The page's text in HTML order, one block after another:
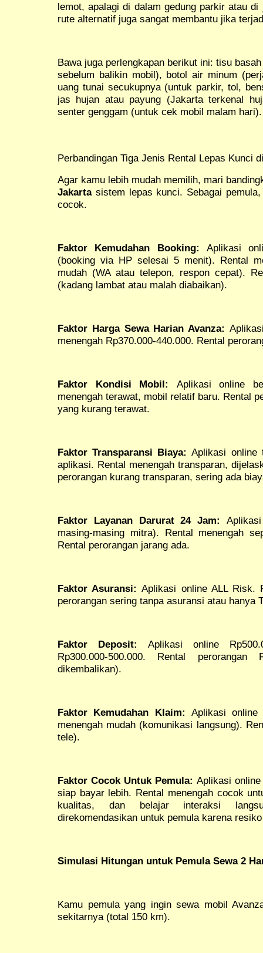
lemot, apalagi di dalam gedung parkir atau
rute alternatif juga sangat membantu jika
Bawa juga perlengkapan berikut ini: tisu
sebelum balikin mobil), botol air minum
uang tunai secukupnya (untuk parkir, tol,
jas hujan atau payung (Jakarta terkenal
senter genggam (untuk cek mobil malam hari).
Perbandingan Tiga Jenis Rental Lepas Kunci
Agar kamu lebih mudah memilih, mari
Jakartasistem lepas kunci. Sebagai
cocok.
Faktor Kemudahan Booking: Aplikasi
(booking via HP selesai 5 menit). Rental
mudah (WA atau telepon, respon cepat).
(kadang lambat atau malah diabaikan).
Faktor Harga Sewa Harian Avanza:
menengah Rp370.000-440.000. Rental
Faktor Kondisi Mobil:
Aplikasi online
menengah terawat, mobil relatif baru. Rental
yang kurang terawat.
Faktor Transparansi Biaya: Aplikasi online
aplikasi. Rental menengah transparan,
perorangan kurang transparan, sering ada
Faktor Layanan Darurat 24 Jam:
masing-masing mitra). Rental menengah
Rental perorangan jarang ada.
Faktor Asuransi: Aplikasi online ALL Risk.
perorangan sering tanpa asuransi atau hanya
Faktor Deposit: Aplikasi online
Rp300.000-500.000. Rental perorangan
dikembalikan).
Faktor Kemudahan Klaim: Aplikasi
menengah mudah (komunikasi langsung).
tele).
Faktor Cocok Untuk Pemula: Aplikasi
siap bayar lebih. Rental menengah cocok
kualitas, dan belajar interaksi
direkomendasikan untuk pemula karena
Simulasi Hitungan untuk Pemula Sewa 2
Kamu pemula yang ingin sewa mobil
sekitarnya (total 150 km).